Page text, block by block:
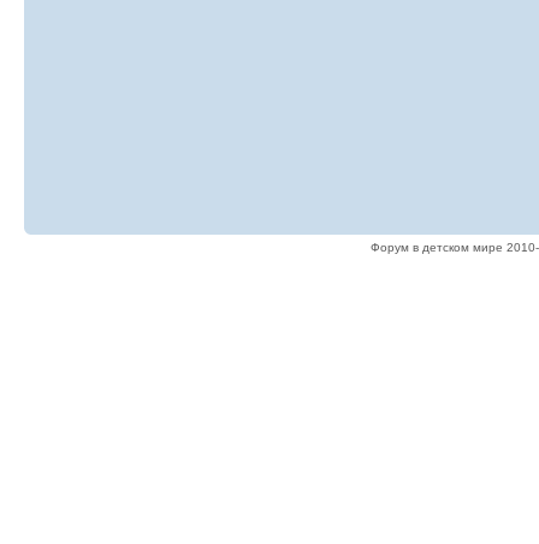
Форум в детском мире